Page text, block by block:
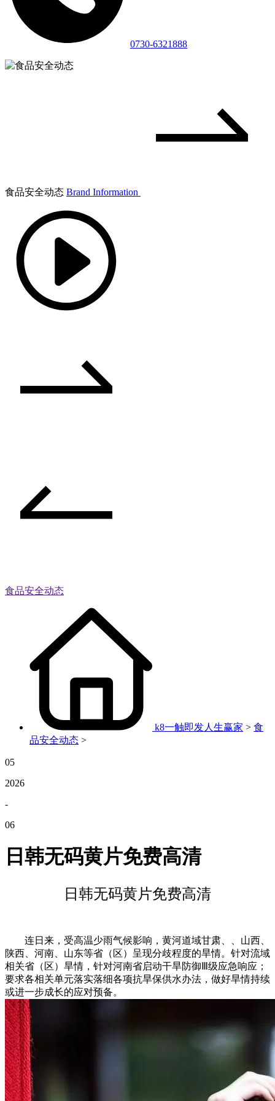
0730-6321888
食品安全动态 Brand Information
食品安全动态
k8一触即发人生赢家 > 食
品安全动态 >
05
2026
-
06
日韩无码黄片免费高清
日韩无码黄片免费高清
连日来，受高温少雨气候影响，黄河道域甘肃、、山西、
陕西、河南、山东等省（区）呈现分歧程度的旱情。针对流域
相关省（区）旱情，针对河南省启动干旱防御Ⅲ级应急响应；
要求各相关单元落实落细各项抗旱保供水办法，做好旱情持续
或进一步成长的应对预备。